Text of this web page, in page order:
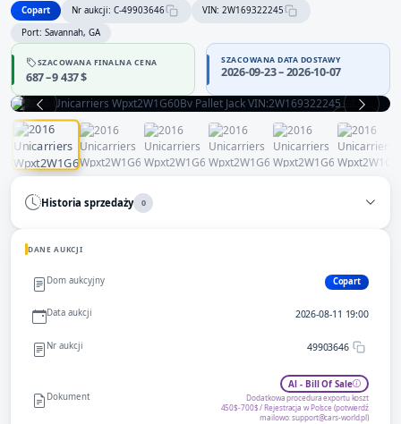
Copart Nr aukcji: C-49903646
VIN: 2W169322245
Port: Savannah, GA
SZACOWANA FINALNA CENA
687 – 9 437 $
SZACOWANA DATA DOSTAWY
2026-09-23 – 2026-10-07
Historia sprzedaży 0
DANE AUKCJI
Dom aukcyjny Copart
Data aukcji 2026-08-11 19:00
Nr aukcji 49903646
Dokument
Al - Bill Of Sale
Dodatkowa procedura exportu koszt
450$-700$ / Rejestracja w Polsce (potwierdź
mailowo:support@cars-world.pl)